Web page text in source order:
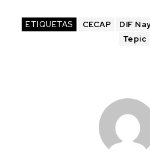
ETIQUETAS CECAP DIF
Tepic